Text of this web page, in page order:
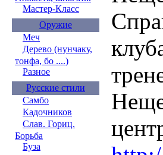
Мастер-Класс
Оружие
Меч
Дерево (нунчаку,
тонфа, бо ....)
Разное
Русские стили
Самбо
Кадочников
Слав. Гориц.
Борьба
Буза